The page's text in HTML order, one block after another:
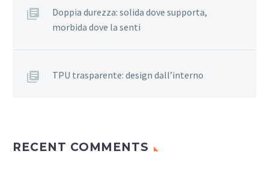
Doppia durezza: solida dove supporta,
morbida dove la senti
TPU trasparente: design dall’interno
RECENT COMMENTS